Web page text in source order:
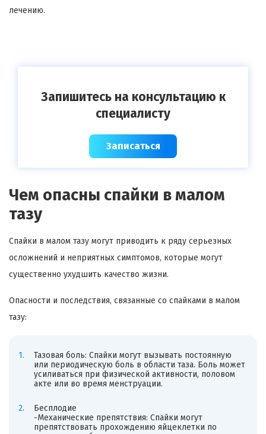
лечению.
Запишитесь на консультацию к
специалисту
Записаться
Чем опасны спайки в малом
тазу
Спайки в малом тазу могут приводить к ряду серьезных
осложнений и неприятных симптомов, которые могут
существенно ухудшить качество жизни.
Опасности и последствия, связанные со спайками в малом
тазу:
Тазовая боль: Спайки могут вызывать постоянную
или периодическую боль в области таза. Боль может
усиливаться при физической активности, половом
акте или во время менструации.
Бесплодие
-Механические препятствия: Спайки могут
препятствовать прохождению яйцеклетки по